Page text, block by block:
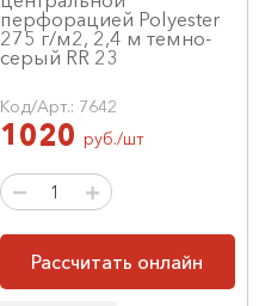
перфорацией Polyester
275 г/м2, 2,4 м темно-
серый RR 23
Код/Арт.: 7642
1020 руб./шт
Рассчитать онлайн